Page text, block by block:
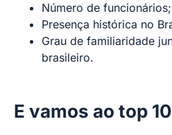
Número de funcionários;
Presença histórica no
Grau de familiaridade
brasileiro.
E vamos ao top